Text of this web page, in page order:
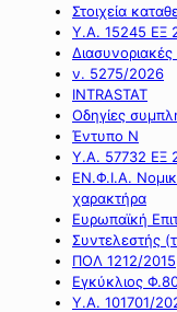
Στοιχεία
Υ.Α. 15245 ΕΞ
ν. 5275/2026
INTRASTAT
Οδηγίες
Έντυπο Ν
Υ.Α. 57732 ΕΞ
ΕΝ.Φ.Ι.Α.
χαρακτήρα
Ευρωπαϊκή
Συντελεστής
ΠΟΛ 1212/2015
Εγκύκλιος
Υ.Α. 101701/